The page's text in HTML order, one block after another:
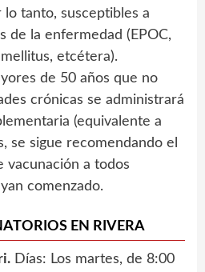
tanto, susceptibles a
de la enfermedad (EPOC,
etcétera).
de 50 años que no
crónicas se administrará
(equivalente a
se sigue recomendando el
vacunación a todos
comenzado.
EN RIVERA
Días: Los martes, de 8:00